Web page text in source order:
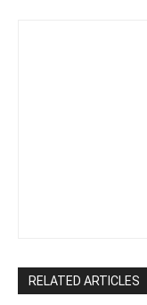
RELATED ARTICLES